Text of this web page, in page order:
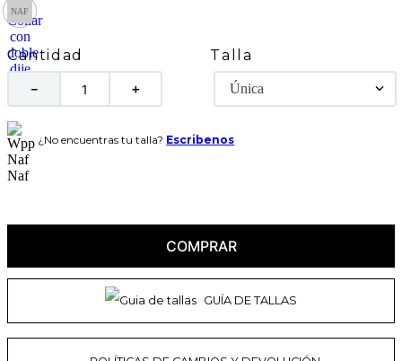
Cantidad
＋
－
Talla
Única
¿No encuentras tu talla? Escribenos
COMPRAR
GUÍA DE TALLAS